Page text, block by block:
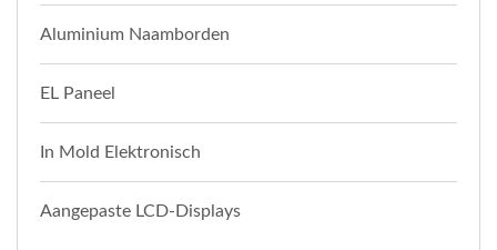
Aluminium Naamborden
EL Paneel
In Mold Elektronisch
Aangepaste LCD-Displays